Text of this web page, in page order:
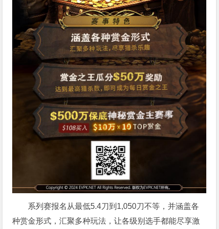
系列赛报名从最低5.4刀到1,050刀不等，并涵盖各
种赏金形式，汇聚多种玩法，让各级别选手都能尽享激